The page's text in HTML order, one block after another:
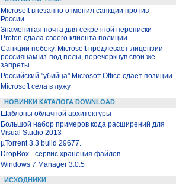
Microsoft внезапно отменил санкции против
России
Знаменитая почта для секретной переписки
Proton сдала своего клиента полиции
Санкции побоку. Microsoft продлевает лицензии
россиянам из-под полы, перечеркнув свои же
запреты
Российский "убийца" Microsoft Office сдает позиции
Microsoft села в лужу
НОВИНКИ КАТАЛОГА DOWNLOAD
Шаблоны облачной архитектуры
Большой набор примеров кода расширений для
Visual Studio 2013
µTorrent 3.3 build 29677.
DropBox - сервис хранения файлов
Windows 7 Manager 3.0.5
ИСХОДНИКИ